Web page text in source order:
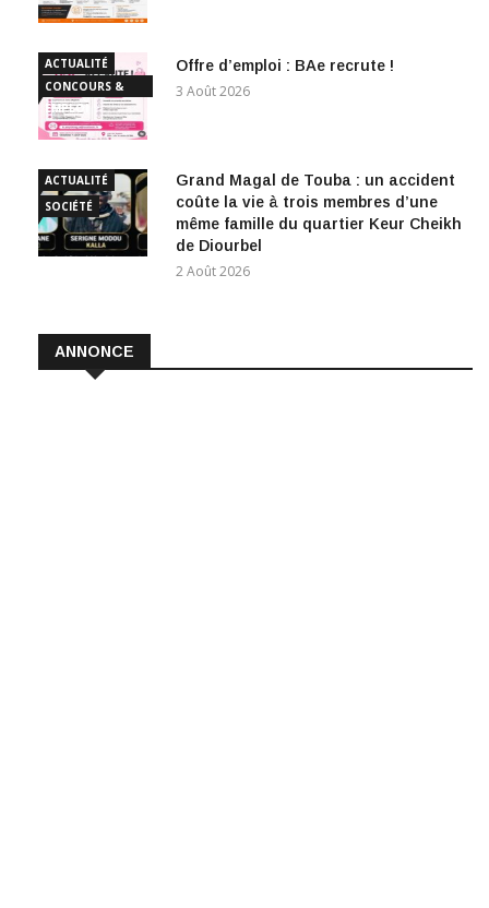
ACTUALITÉ
CONCOURS &
EMPLOI
Offre d’emploi : BAe recrute !
3 Août 2026
ACTUALITÉ
SOCIÉTÉ
Grand Magal de Touba : un accident
coûte la vie à trois membres d’une
même famille du quartier Keur Cheikh
de Diourbel
2 Août 2026
ANNONCE